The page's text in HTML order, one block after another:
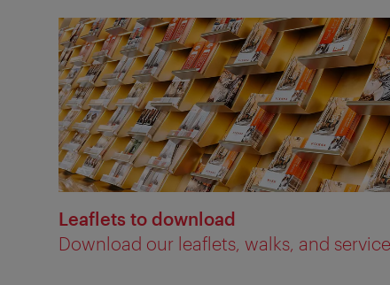
Leaflets to download
Download our leaflets, walks, and